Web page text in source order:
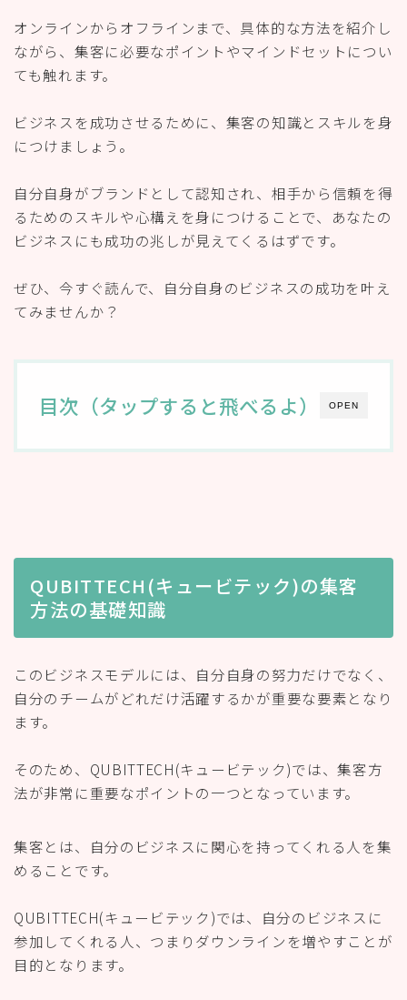
オンラインからオフラインまで、具体的な方法を紹介し
ながら、集客に必要なポイントやマインドセットについ
ても触れます。
ビジネスを成功させるために、集客の知識とスキルを身
につけましょう。
自分自身がブランドとして認知され、相手から信頼を得
るためのスキルや心構えを身につけることで、あなたの
ビジネスにも成功の兆しが見えてくるはずです。
ぜひ、今すぐ読んで、自分自身のビジネスの成功を叶え
てみませんか？
OPEN
目次（タップすると飛べるよ）
QUBITTECH(キュービテック)の集客
方法の基礎知識
このビジネスモデルには、自分自身の努力だけでなく、
自分のチームがどれだけ活躍するかが重要な要素となり
ます。
そのため、QUBITTECH(キュービテック)では、集客方
法が非常に重要なポイントの一つとなっています。
集客とは、自分のビジネスに関心を持ってくれる人を集
めることです。
QUBITTECH(キュービテック)では、自分のビジネスに
参加してくれる人、つまりダウンラインを増やすことが
目的となります。